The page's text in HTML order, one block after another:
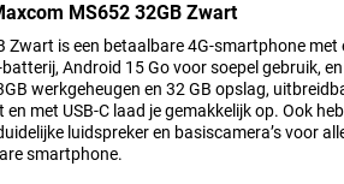
MS652 32GB Zwart
Zwart is een betaalbare 4G-smartphone
Android 15 Go voor soepel gebruik,
werkgeheugen en 32 GB opslag,
met USB-C laad je gemakkelijk op. Ook heb
luidspreker en basiscamera’s voor
smartphone.